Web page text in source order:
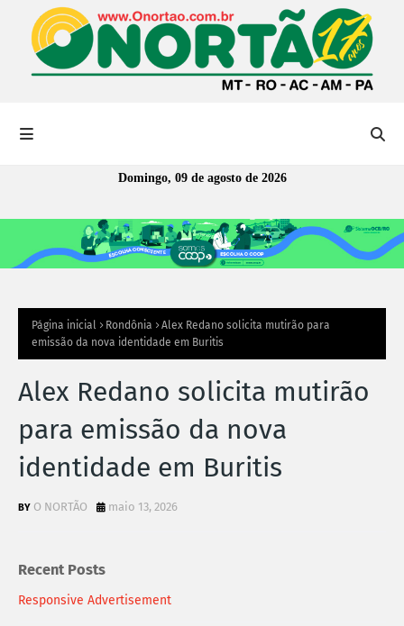
Domingo, 09 de agosto de 2026
Página inicial Rondônia
Alex Redano solicita mutirão para
emissão da nova identidade em Buritis
Alex Redano solicita mutirão
para emissão da nova
identidade em Buritis
O NORTÃO maio 13, 2026
Recent Posts
Responsive Advertisement